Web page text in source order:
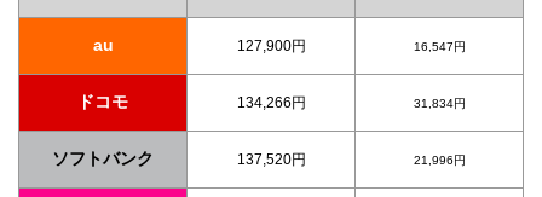
au 127,900円 16,547円
ドコモ 134,266円 31,834円
ソフトバンク 137,520円 21,996円